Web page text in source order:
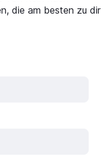
die am besten zu dir